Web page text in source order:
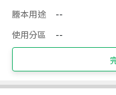
謄本用途
--
使用分區
--